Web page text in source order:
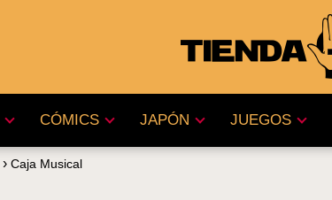
CÓMICS JAPÓN JUEGOS
Caja Musical